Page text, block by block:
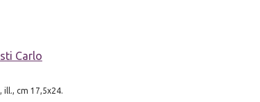
Carlo
ill., cm 17,5x24.